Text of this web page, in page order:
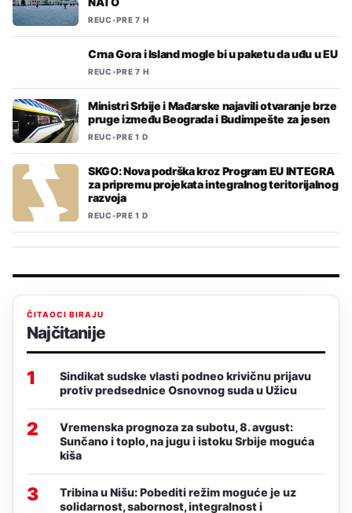
REUC•PRE 7 H
Crna Gora i Island mogle bi u paketu da uđu u EU
REUC•PRE 7 H
Ministri Srbije i Mađarske najavili otvaranje brze
pruge između Beograda i Budimpešte za jesen
REUC•PRE 1 D
SKGO: Nova podrška kroz Program EU INTEGRA
za pripremu projekata integralnog teritorijalnog
razvoja
REUC•PRE 1 D
ČITAOCI BIRAJU
Najčitanije
1
Sindikat sudske vlasti podneo krivičnu prijavu
protiv predsednice Osnovnog suda u Užicu
2
Vremenska prognoza za subotu, 8. avgust:
Sunčano i toplo, na jugu i istoku Srbije moguća
kiša
3
Tribina u Nišu: Pobediti režim moguće je uz
solidarnost, sabornost, integralnost i